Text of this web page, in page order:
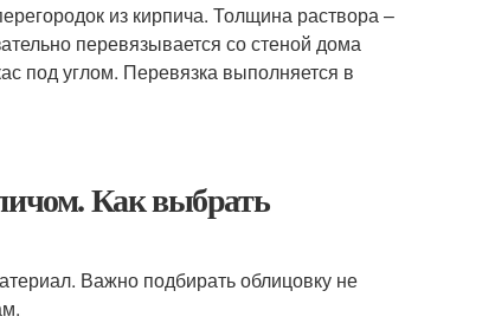
из кирпича. Толщина раствора –
перевязывается со стеной дома
под углом. Перевязка выполняется в
Как выбрать
Важно подбирать облицовку не